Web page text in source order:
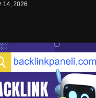
14, 2026